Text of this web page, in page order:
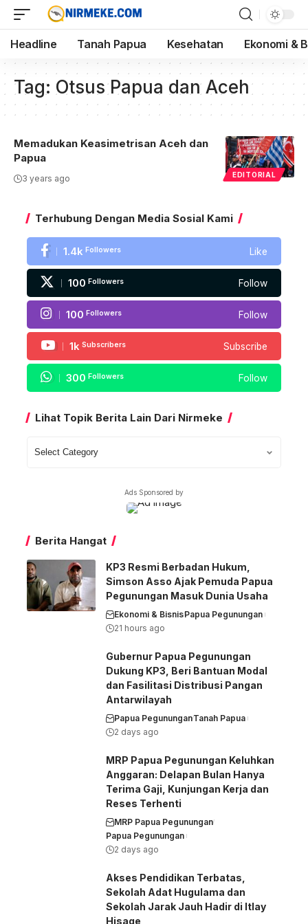
Headline Tanah Papua Kesehatan Ekonomi &
Tag: Otsus Papua dan Aceh
EDITORIAL
Memadukan Keasimetrisan Aceh dan
Papua
3 years ago
Terhubung Dengan Media Sosial Kami
1.4k Followers Like
100 Followers Follow
100 Followers Follow
1k Subscribers Subscribe
300 Followers Follow
Lihat Topik Berita Lain Dari Nirmeke
Ads Sponsored by
Berita Hangat
KP3 Resmi Berbadan Hukum,
Simson Asso Ajak Pemuda Papua
Pegunungan Masuk Dunia Usaha
Ekonomi & BisnisPapua Pegunungan
21 hours ago
Gubernur Papua Pegunungan
Dukung KP3, Beri Bantuan Modal
dan Fasilitasi Distribusi Pangan
Antarwilayah
Papua PegununganTanah Papua
2 days ago
MRP Papua Pegunungan Keluhkan
Anggaran: Delapan Bulan Hanya
Terima Gaji, Kunjungan Kerja dan
Reses Terhenti
MRP Papua Pegunungan
Papua Pegunungan
2 days ago
Akses Pendidikan Terbatas,
Sekolah Adat Hugulama dan
Sekolah Jarak Jauh Hadir di Itlay
Hisage